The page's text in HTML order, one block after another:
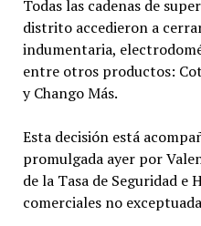
Todas las cadenas de
distrito accedieron a
indumentaria,
entre otros productos:
y Chango Más.
Esta decisión está
promulgada ayer por
de la Tasa de Seguridad e
comerciales no